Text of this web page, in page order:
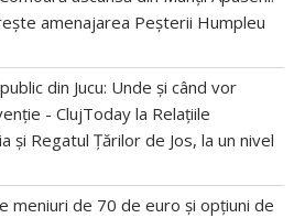
amenajarea Peșterii Humpleu
din Jucu: Unde și când vor
- ClujToday la Relațiile
și Regatul Țărilor de Jos, la un nivel
meniuri de 70 de euro și opțiuni de